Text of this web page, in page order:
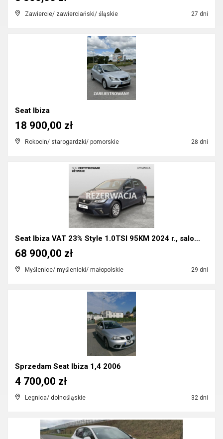
Zawiercie/ zawierciański/ śląskie 27 dni
Seat Ibiza
Rokocin/ starogardzki/ pomorskie 28 dni
18 900,00 zł
Seat Ibiza VAT 23% Style 1.0TSI 95KM 2024 r., salo...
Myślenice/ myślenicki/ małopolskie 29 dni
68 900,00 zł
Sprzedam Seat Ibiza 1,4 2006
Legnica/ dolnośląskie 32 dni
4 700,00 zł